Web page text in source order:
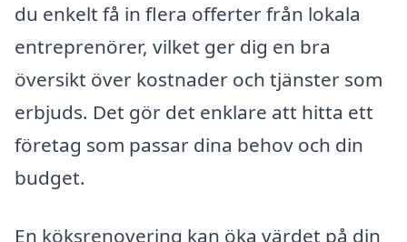
du enkelt få in flera offerter från lokala
entreprenörer, vilket ger dig en bra
översikt över kostnader och tjänster som
erbjuds. Det gör det enklare att hitta ett
företag som passar dina behov och din
budget.
En köksrenovering kan öka värdet på din